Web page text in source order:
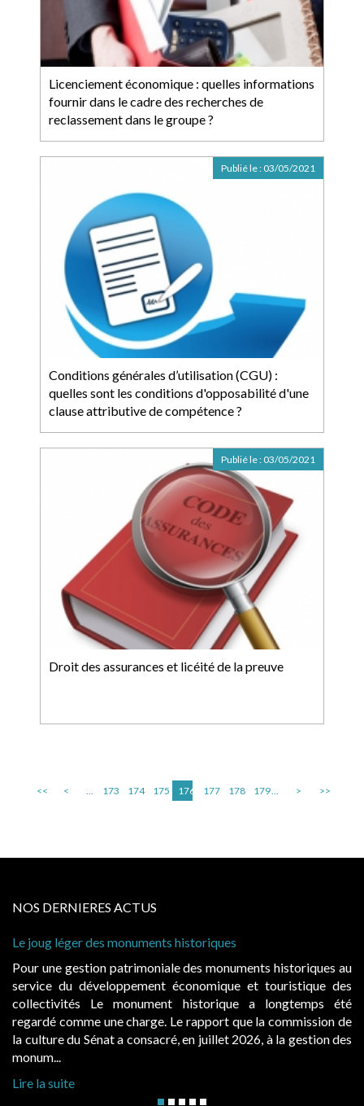
Licenciement économique : quelles informations
fournir dans le cadre des recherches de
reclassement dans le groupe ?
Conditions générales d’utilisation (CGU) :
quelles sont les conditions d'opposabilité d'une
clause attributive de compétence ?
Publié le : 03/05/2021
Droit des assurances et licéité de la preuve
Publié le : 03/05/2021
<< < ... 173 174 175 176 177 178 179... > >>
NOS DERNIERES ACTUS
monuments historiques au
et touristique des
a longtemps été
que la commission de
juillet 2026, à la gestion des
Cabines de plage : le juge admet
Evocatrices des bains de mer,
également un beau sujet
public, elles donnent lieu au
d’occupation. Saisies par des